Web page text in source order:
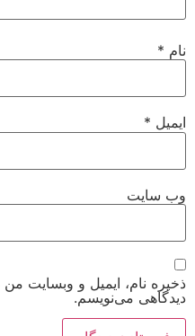
نام *
ایمیل *
وب‌ سایت
ذخیره نام، ایمیل و وبسایت
دیدگاهی می‌نویسم.